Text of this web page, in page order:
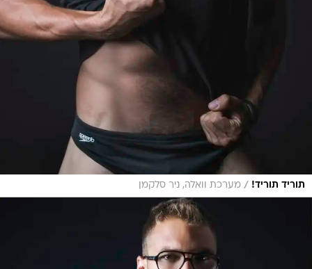
תוריד תוריד! / מערכת וואלה, ניר סלקמן